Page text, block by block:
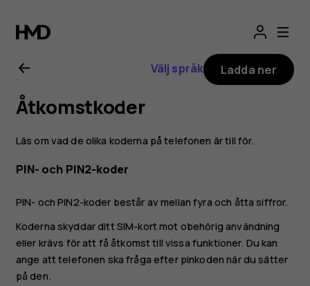
för
Nokia
2.1
Välj språk Ladda ner
Åtkomstkoder
Läs om vad de olika koderna på telefonen är till för.
PIN- och PIN2-koder
PIN- och PIN2-koder består av mellan fyra och åtta siffror.
Koderna skyddar ditt SIM-kort mot obehörig användning
eller krävs för att få åtkomst till vissa funktioner. Du kan
ange att telefonen ska fråga efter pinkoden när du sätter
på den.